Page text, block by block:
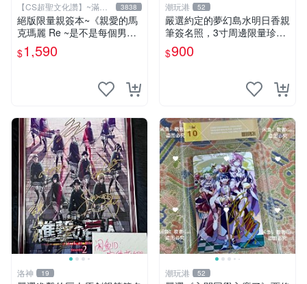
【CS超聖文化讚】~滿千
元送運
3838
絕版限量親簽本~《親愛的馬
克瑪麗 Re ~是不是每個男人
都這樣？（附贈快速通關信
封）》附書腰 歐馬克 吳瑪麗
$1,590
潮玩港 52
嚴選約定的夢幻島水明日香親
筆簽名照，3寸周邊限量珍藏
紙質佳 附卡磚 約定的夢幻島
筆記本 名人照
$900
洛神 19 潮玩港 52